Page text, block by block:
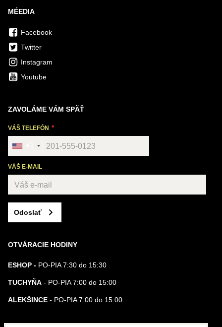
MÉEDIA
Facebook
Twitter
Instagram
Youtube
ZAVOLÁME VÁM SPÄŤ
VÁŠ TELEFÓN
VÁŠ E-MAIL
Odoslať
OTVÁRACIE HODINY
ESHOP - PO-PIA 7:30 do 15:30
TUCHYŇA - PO-PIA 7:00 do 15:00
ALEKŠINCE - PO-PIA 7:00 do 15:00